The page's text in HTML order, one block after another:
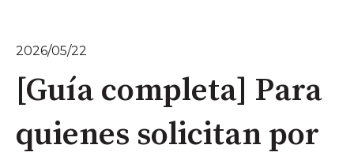
2026/05/22
[Guía completa] Para
quienes solicitan por